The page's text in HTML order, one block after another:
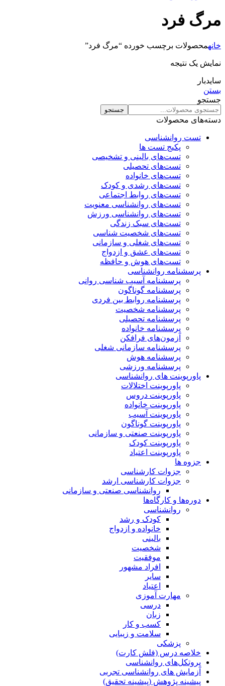
مرگ فرد
خانهمحصولات برچسب خورده “مرگ فرد”
نمایش یک نتیجه
سایدبار
بستن
جستجو
جستجو
دسته‌های محصولات
تست روانشناسی
پکیج تست ها
تست‌های بالینی و تشخیصی
تست‌های تحصیلی
تست‌های خانواده
تست‌های رشدی و کودک
تست‌های روابط اجتماعی
تست‌های روانشناسی معنویت
تست‌های روانشناسی ورزش
تست‌های سبک زندگی
تست‌های شخصیت شناسی
تست‌های شغلی و سازمانی
تست‌های عشق و ازدواج
تست‌های هوش و حافظه
پرسشنامه روانشناسی
پرسشنامه آسیب شناسی روانی
پرسشنامه گوناگون
پرسشنامه روابط بین فردی
پرسشنامه شخصیت
پرسشنامه تحصیلی
پرسشنامه خانواده
آزمون‌های فرافکن
پرسشنامه سازمانی شغلی
پرسشنامه هوش
پرسشنامه ورزشی
پاورپوینت های روانشناسی
پاورپوینت اختلالات
پاورپوینت دروس
پاورپوینت خانواده
پاورپوینت آسیب
پاورپوینت گوناگون
پاورپوینت صنعتی و سازمانی
پاورپوینت کودک
پاورپوینت اعتیاد
جزوه ها
جزوات کارشناسی
جزوات کارشناسی ارشد
روانشناسی صنعتی و سازمانی
دوره‌ها و کارگاه‌ها
روانشناسی
کودک و رشد
خانواده و ازدواج
بالینی
شخصیت
موفقیت
افراد مشهور
سایر
اعتیاد
مهارت آموزی
درسی
زبان
کسب و کار
سلامت و زیبایی
پزشکی
خلاصه درس (فلش کارت)
پروتکل‌های روانشناسی
آزمایش های روانشناسی تجربی
پیشینه پژوهش (پیشینه تحقیق)